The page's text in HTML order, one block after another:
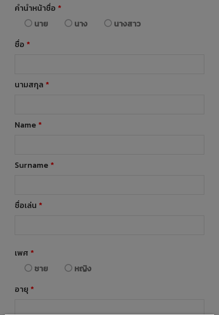
คำนำหน้าชื่อ *
นาย
นาง
นางสาว
ชื่อ *
นามสกุล *
Name *
Surname *
ชื่อเล่น *
เพศ *
ชาย
หญิง
อายุ *